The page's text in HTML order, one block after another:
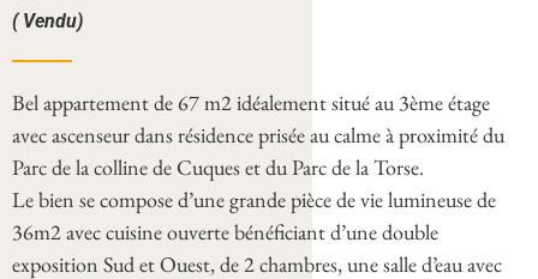
( Vendu)
Bel appartement de 67 m2 idéalement situé au 3ème étage
avec ascenseur dans résidence prisée au calme à proximité du
Parc de la colline de Cuques et du Parc de la Torse.
Le bien se compose d’une grande pièce de vie lumineuse de
36m2 avec cuisine ouverte bénéficiant d’une double
exposition Sud et Ouest, de 2 chambres, une salle d’eau avec